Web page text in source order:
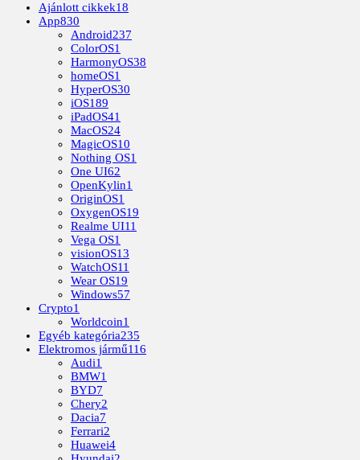
Ajánlott cikkek18
App830
Android237
ColorOS1
HarmonyOS38
homeOS1
HyperOS30
iOS189
iPadOS41
MacOS24
MagicOS10
Nothing OS1
One UI62
OpenKylin1
OriginOS1
OxygenOS19
Realme UI11
Vega OS1
visionOS13
WatchOS11
Wear OS19
Windows57
Crypto1
Worldcoin1
Egyéb kategória235
Elektromos jármű116
Audi1
BMW1
BYD7
Chery2
Dacia7
Ferrari2
Huawei4